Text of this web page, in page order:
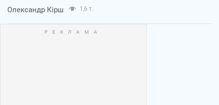
Олександр Кірш 1,6 т.